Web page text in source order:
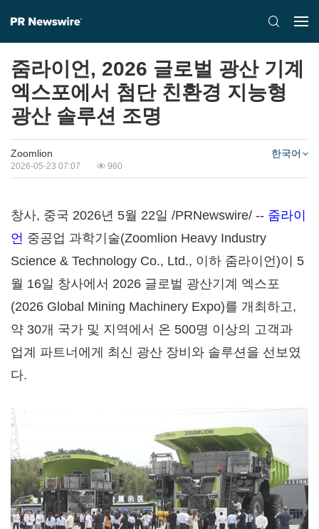
줌라이언, 2026 글로벌 광산 기계
엑스포에서 첨단 친환경 지능형
광산 솔루션 조명
Zoomlion
2026-05-23 07:07 960
한국어
창사, 중국 2026년 5월 22일 /PRNewswire/ -- 줌라이
언 중공업 과학기술(Zoomlion Heavy Industry
Science & Technology Co., Ltd., 이하 줌라이언)이 5
월 16일 창사에서 2026 글로벌 광산기계 엑스포
(2026 Global Mining Machinery Expo)를 개최하고,
약 30개 국가 및 지역에서 온 500명 이상의 고객과
업계 파트너에게 최신 광산 장비와 솔루션을 선보였
다.